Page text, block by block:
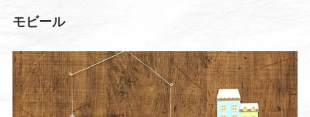
モビール